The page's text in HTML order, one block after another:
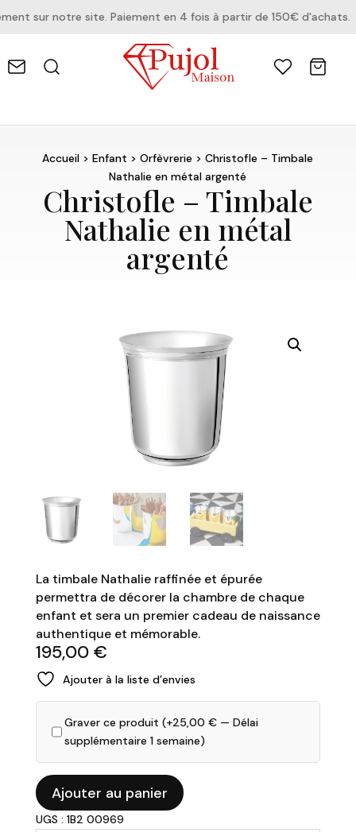
sur notre site. Paiement en 4 fois à partir de 150€ d'achats.
Accueil >Enfant >Orfèvrerie > Christofle – Timbale
Nathalie en métal argenté
Christofle – Timbale
Nathalie en métal
argenté
La timbale Nathalie raffinée et épurée
permettra de décorer la chambre de chaque
enfant et sera un premier cadeau de naissance
authentique et mémorable.
195,00 €
Ajouter à la liste d’envies
Graver ce produit (+25,00 €— Délai
supplémentaire 1 semaine)
quantité
de
Christofle
Ajouter au panier
UGS : 1B2 00969